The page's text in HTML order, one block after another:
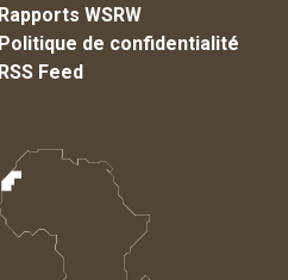
Rapports WSRW
Politique de confidentialité
RSS Feed